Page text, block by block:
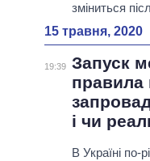
зміниться
15 травня, 2020
19:39 Запуск
правила
і чи
В Україні по-